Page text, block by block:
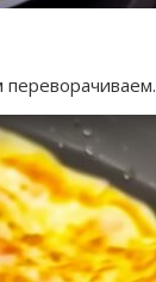
переворачиваем.